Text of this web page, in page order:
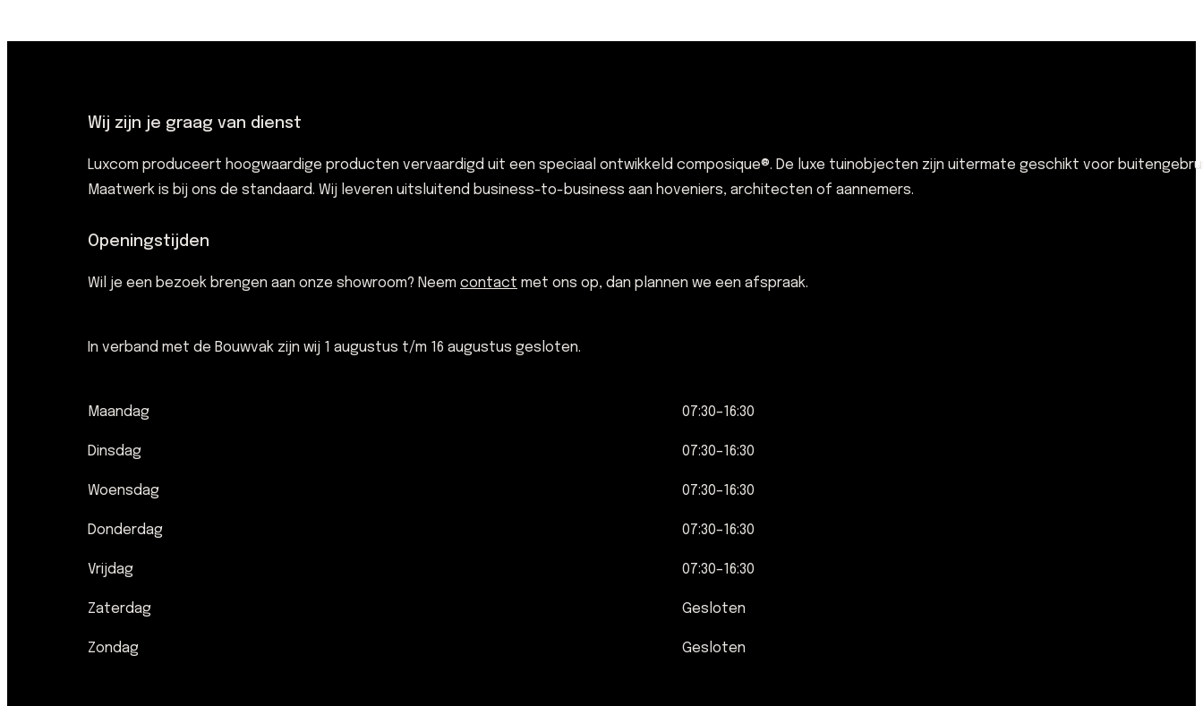
Wij zijn je graag van dienst
Luxcom produceert hoogwaardige producten vervaardigd uit een speciaal ontwikkeld composique®. De luxe tuinobjecten zijn uitermate geschikt voor
Maatwerk is bij ons de standaard. Wij leveren uitsluitend business-to-business aan hoveniers, architecten of aannemers.
Openingstijden
Wil je een bezoek brengen aan onze showroom? Neem contact met ons op, dan plannen we een afspraak.
In verband met de Bouwvak zijn wij 1 augustus t/m 16 augustus gesloten.
Maandag
Dinsdag
Woensdag
Donderdag
Vrijdag
Zaterdag
Zondag
07:30–16:30
07:30–16:30
07:30–16:30
07:30–16:30
07:30–16:30
Gesloten
Gesloten